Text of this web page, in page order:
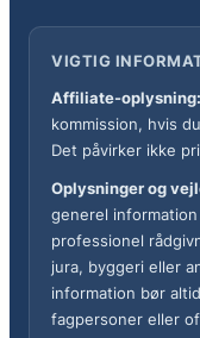
VIGTIG
Affiliate-oplysning:
kommission, hvis
Det påvirker ikke
Oplysninger og
generel
professionel
jura, byggeri eller
information bør
fagpersoner eller